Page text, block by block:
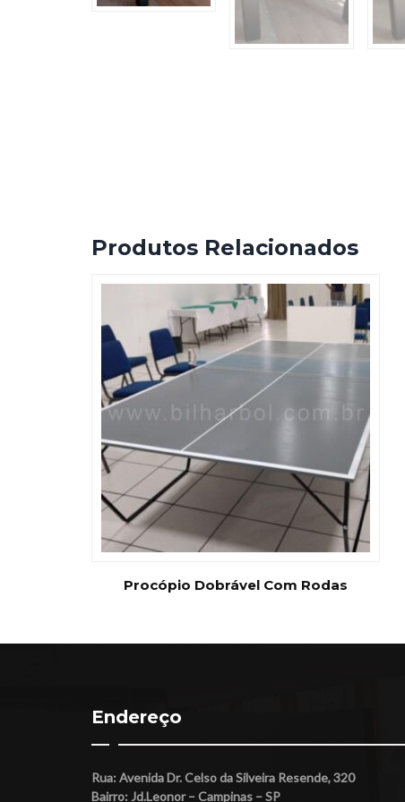
Produtos Relacionados
Procópio Dobrável Com Rodas
Endereço
Rua: Avenida Dr. Celso da Silveira Resende, 320
Bairro: Jd.Leonor – Campinas – SP